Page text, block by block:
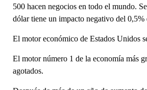
500 hacen negocios en todo el mundo.
dólar tiene un impacto negativo del 0,5%
El motor económico de Estados Unidos
El motor número 1 de la economía más
agotados.